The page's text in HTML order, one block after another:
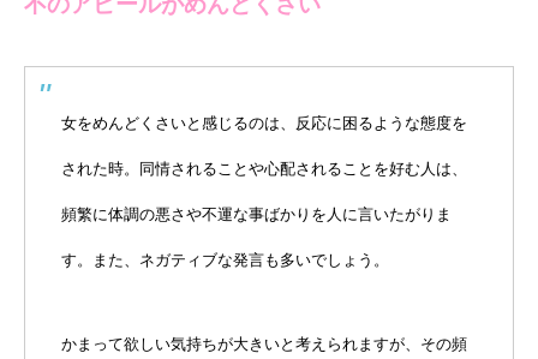
女をめんどくさいと感じるのは、反応に困るような態度を
された時。同情されることや心配されることを好む人は、
頻繁に体調の悪さや不運な事ばかりを人に言いたがりま
す。また、ネガティブな発言も多いでしょう。
かまって欲しい気持ちが大きいと考えられますが、その頻